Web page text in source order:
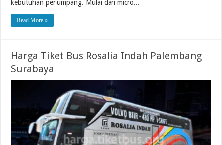
kebutuhan penumpang. Mulai dari micro...
Read More »
Harga Tiket Bus Rosalia Indah Palembang
Surabaya